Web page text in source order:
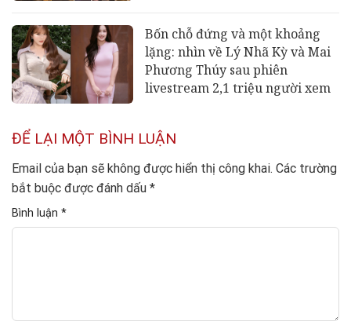
Bốn chỗ đứng và một khoảng
lặng: nhìn về Lý Nhã Kỳ và Mai
Phương Thúy sau phiên
livestream 2,1 triệu người xem
ĐỂ LẠI MỘT BÌNH LUẬN
Email của bạn sẽ không được hiển thị công khai. Các trường
bắt buộc được đánh dấu *
Bình luận *